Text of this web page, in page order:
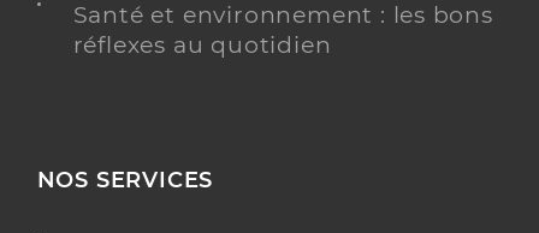
Santé et environnement : les bons
réflexes au quotidien
NOS SERVICES